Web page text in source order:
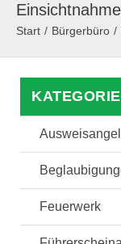
Start / Bürgerbüro /
Feuerwerk